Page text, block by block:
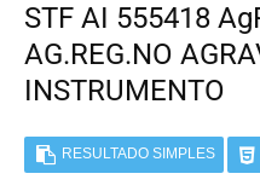
STF AI 555418
AG.REG.NO
INSTRUMENTO
RESULTADO SIMPLES